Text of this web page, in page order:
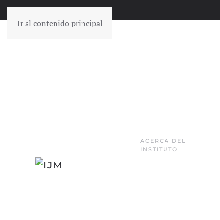
Ir al contenido principal
ACERCA DEL
INSTITUTO